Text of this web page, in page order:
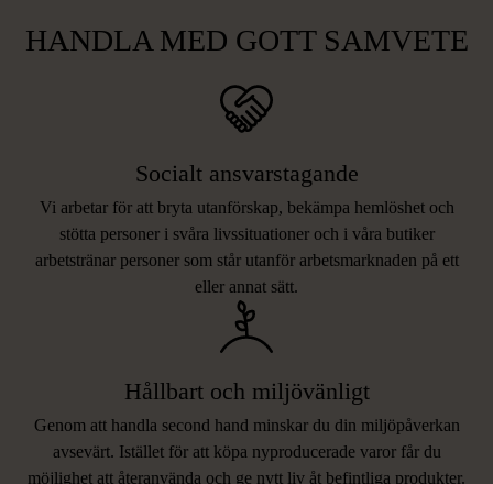
HANDLA MED GOTT SAMVETE
Socialt ansvarstagande
Vi arbetar för att bryta utanförskap, bekämpa hemlöshet och
stötta personer i svåra livssituationer och i våra butiker
arbetstränar personer som står utanför arbetsmarknaden på ett
eller annat sätt.
Hållbart och miljövänligt
Genom att handla second hand minskar du din miljöpåverkan
avsevärt. Istället för att köpa nyproducerade varor får du
möjlighet att återanvända och ge nytt liv åt befintliga produkter.